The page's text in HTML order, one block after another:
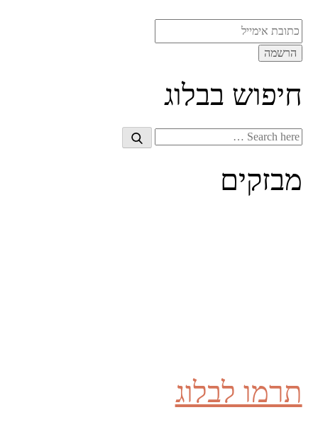
חיפוש בבלוג
Search
Search
מבזקים
תרמו לבלוג